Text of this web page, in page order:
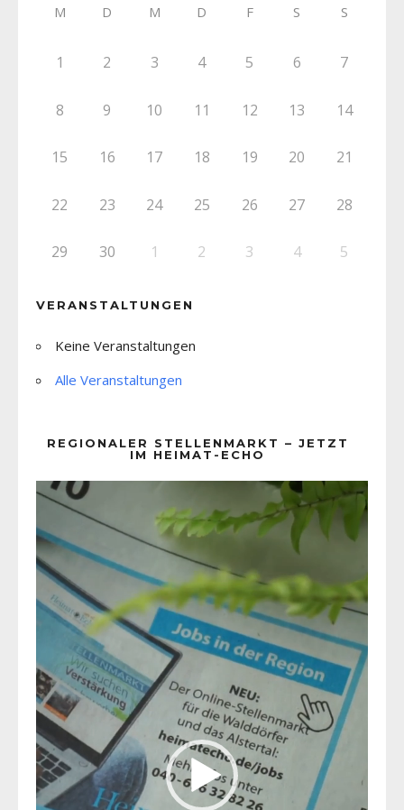
M D M D F S S
1 2 3 4 5 6 7
8 9 10 11 12 13 14
15 16 17 18 19 20 21
22 23 24 25 26 27 28
29 30 1 2 3 4 5
VERANSTALTUNGEN
Keine Veranstaltungen
Alle Veranstaltungen
REGIONALER STELLENMARKT – JETZT
IM HEIMAT-ECHO
Player